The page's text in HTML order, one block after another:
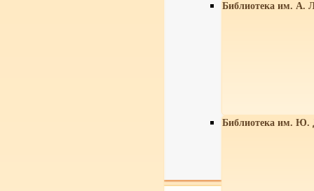
Библиотека им. А.
Библиотека им. Ю.